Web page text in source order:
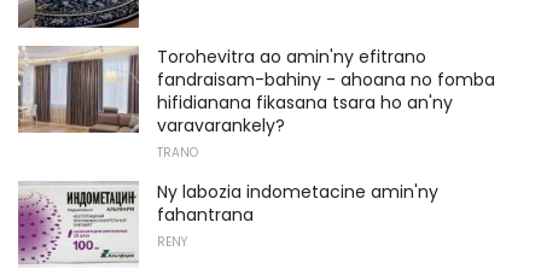
Torohevitra ao amin'ny efitrano
fandraisam-bahiny - ahoana no fomba
hifidianana fikasana tsara ho an'ny
varavarankely?
TRANO
Ny labozia indometacine amin'ny
fahantrana
RENY